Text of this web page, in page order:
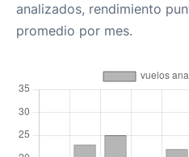
analizados, rendimiento
promedio por mes.